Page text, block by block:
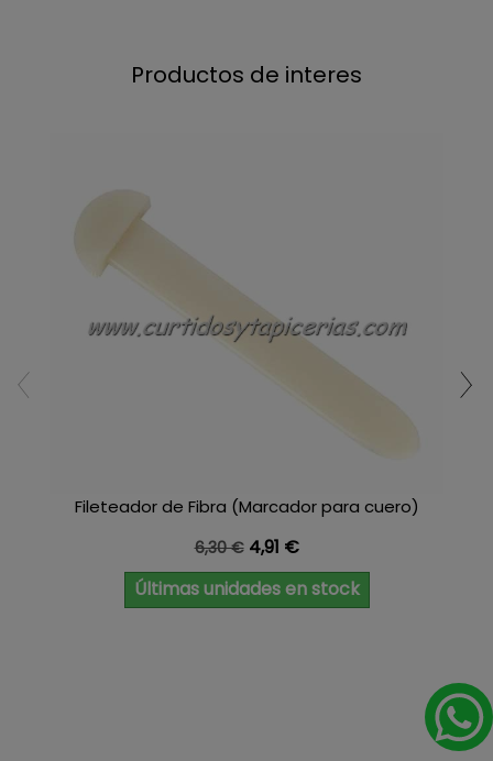
Productos de interes
Fileteador de Fibra (Marcador para cuero)
Precio base
6,30 € Precio
4,91 €
Últimas unidades en stock